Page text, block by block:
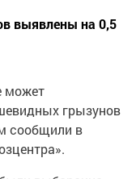
выявлены на 0,5
может
грызунов
сообщили в